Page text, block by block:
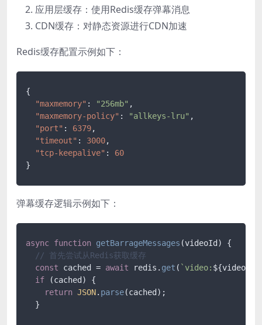
应用层缓存：使用Redis缓存弹幕消息
CDN缓存：对静态资源进行CDN加速
Redis缓存配置示例如下：
{
"maxmemory" : "256mb" ,
"maxmemory-policy" : "allkeys-lru" ,
"port" : 6379,
"timeout" : 3000,
"tcp-keepalive" :
60
}
弹幕缓存逻辑示例如下：
async function getBarrageMessages (videoId ) {
// 首先尝试从Redis获取缓存
const cached = await redis. get ( `video: ${videoId}
if (cached) {
return JSON. parse(cached);
  }